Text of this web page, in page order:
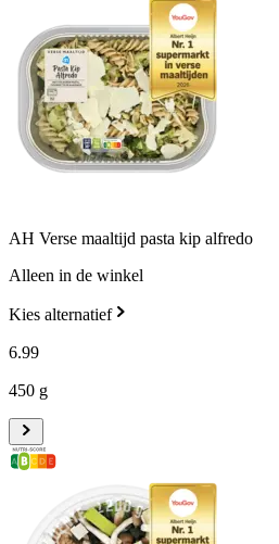
AH Verse maaltijd pasta kip alfredo
Alleen in de winkel
Kies alternatief
6.99
450 g